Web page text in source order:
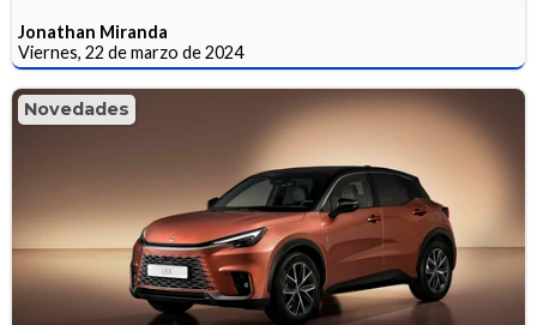
Jonathan Miranda
Viernes, 22 de marzo de 2024
Novedades